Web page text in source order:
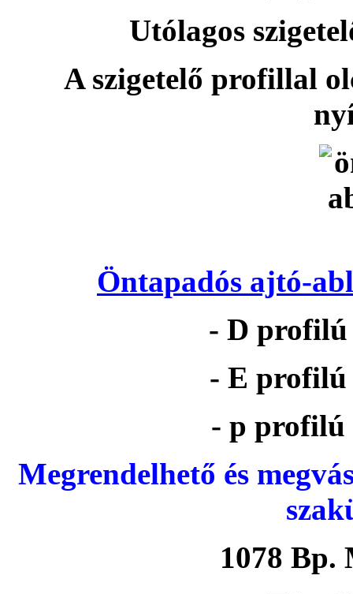
Utólagos
A szigetelő profillal
Öntapadós ajtó-
- D profilú
- E profilú
- p profilú
Megrendelhető és
1078 Bp.